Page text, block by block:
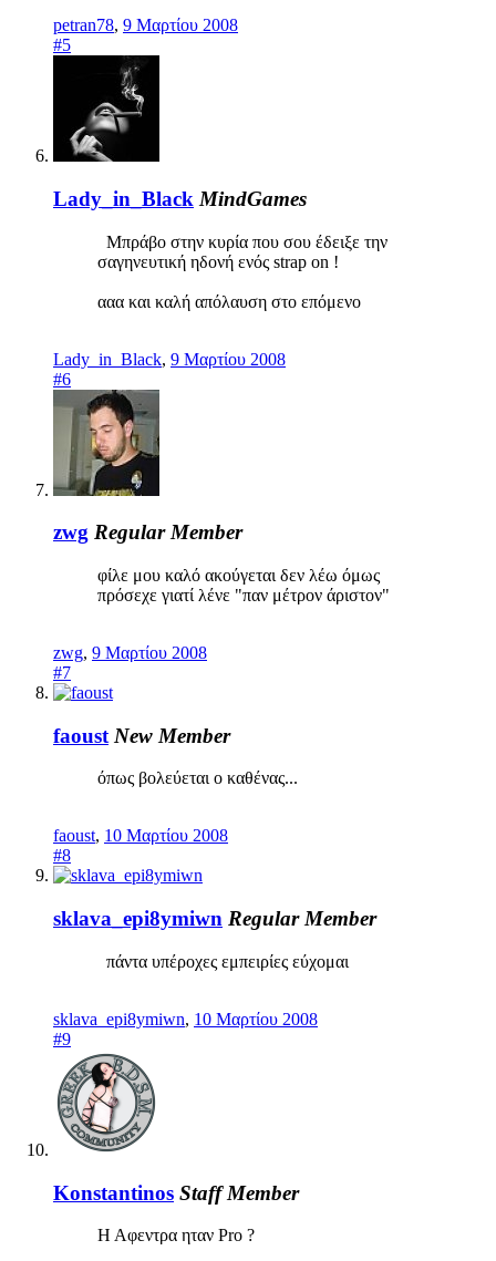
petran78, 9 Μαρτίου 2008
#5
Lady_in_Black MindGames
Μπράβο στην κυρία που σου έδειξε την
σαγηνευτική ηδονή ενός strap on !
ααα και καλή απόλαυση στο επόμενο
Lady_in_Black, 9 Μαρτίου 2008
#6
zwg Regular Member
φίλε μου καλό ακούγεται δεν λέω όμως
πρόσεχε γιατί λένε "παν μέτρον άριστον"
zwg, 9 Μαρτίου 2008
#7
faoust New Member
όπως βολεύεται ο καθένας...
faoust, 10 Μαρτίου 2008
#8
sklava_epi8ymiwn Regular Member
πάντα υπέροχες εμπειρίες εύχομαι
sklava_epi8ymiwn, 10 Μαρτίου 2008
#9
Konstantinos Staff Member
Η Αφεντρα ηταν Pro ?